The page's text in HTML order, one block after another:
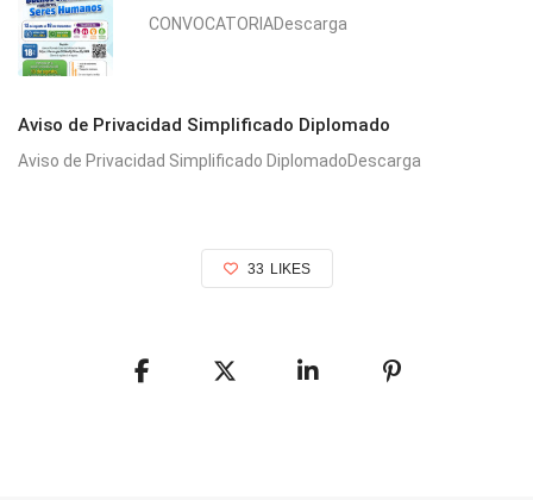
CONVOCATORIADescarga
Aviso de Privacidad Simplificado Diplomado
Aviso de Privacidad Simplificado DiplomadoDescarga
33 LIKES